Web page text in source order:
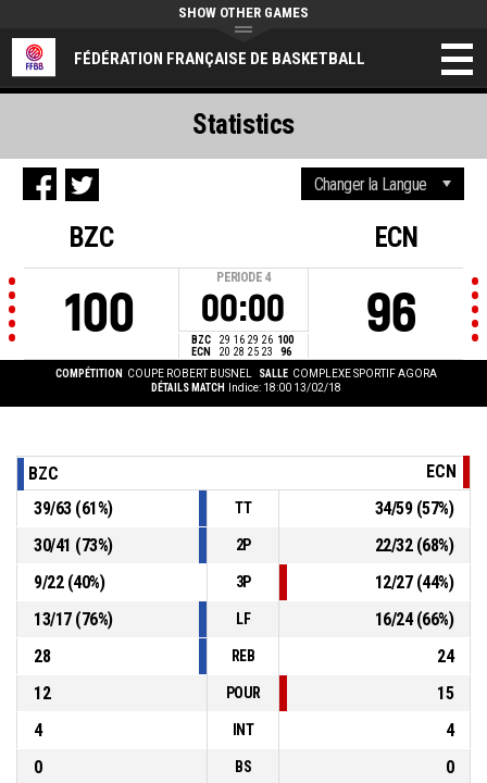
FÉDÉRATION FRANÇAISE DE BASKETBALL
SHOW OTHER GAMES
BZC
100
PERIODE 4
00:00
BZC 29 16 29 26 100
ECN
20 28 25 23 96
ECN
96
COMPÉTITION COUPE ROBERT BUSNEL SALLE COMPLEXE SPORTIF AGORA
DÉTAILS MATCH
Indice: 18:00 13/02/18
Statistics
BZC
ECN
39/63(61%) TT 34/59(57%)
30/41 (73%) 2P 22/32(68%)
9/22(40%) 3P 12/27(44%)
13/17(76%) LF 16/24(66%)
28
REB
24
12
POUR
15
4
INT
4
0
BS
0